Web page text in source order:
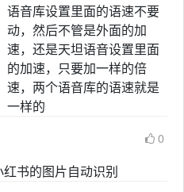
语音库设置里面的语速不要
动，然后不管是外面的加
速，还是天坦语音设置里面
的加速，只要加一样的倍
速，两个语音库的语速就是
一样的
0
书的图片自动识别